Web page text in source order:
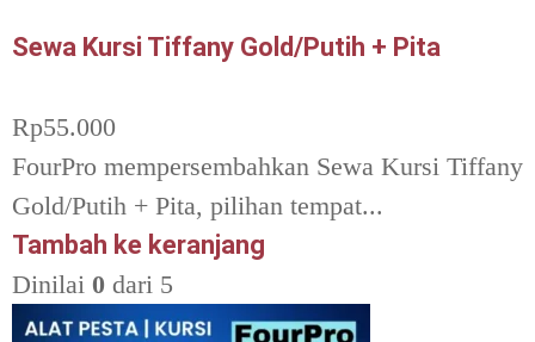
Sewa Kursi Tiffany Gold/Putih + Pita
Rp55.000
FourPro mempersembahkan Sewa Kursi Tiffany
Gold/Putih + Pita, pilihan tempat...
Tambah ke keranjang
Dinilai 0 dari 5